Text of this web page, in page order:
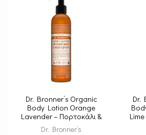
Dr. Bronner’s Organic
Body Lotion Orange
Lavender – Πορτοκάλι &
Λεβάντα
Dr. Bronner’s
Dr.